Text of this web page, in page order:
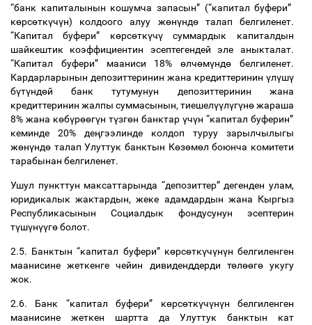
“банк капиталынын кошумча запасын” (“капитал буфери”
көрсөткүчүн) колдоого алуу жөнүндө талап белгиленет.
“Капитал буфери” көрсөткүчү суммардык
капиталдын
шайкештик
коэффициентин эсептегендей эле аныкталат.
“Капитал буфери” мааниси 18%өлчөмүндө белгиленет.
Кардарларынын депозиттеринин жана кредиттеринин үлүшү
бүтүндөй банк тутумунун депозиттеринин
жана
кредиттеринин жалпы суммасынын, тиешелүүлүгүнөжараша
8% жана көбүрөөгүн түзгөн банктар үчүн “капитал буферин”
кеминде 20% деңгээлинде колдоп туруу
зарылчылыгы
жөнүндө талап Улуттук банктын Көзөмөл боюнча комитети
тарабынан белгиленет.
Ушул пункттун максаттарында “депозиттер” дегенден улам,
юридикалык жактардын,жеке адамдардын жана Кыргыз
Республикасынын
Социалдык фондусунун
эсептерин
түшүнүүгөболот.
2.5. Банктын “капитал буфери” көрсөткүчүнүн белгиленген
маанисине жеткенге чейин дивиденддерди төлөөгө укугу
жок.
2.6. Банк “капитал буфери” көрсөткүчүнүн
белгиленген
маанисине
жеткен шартта да Улуттук банктын
кат